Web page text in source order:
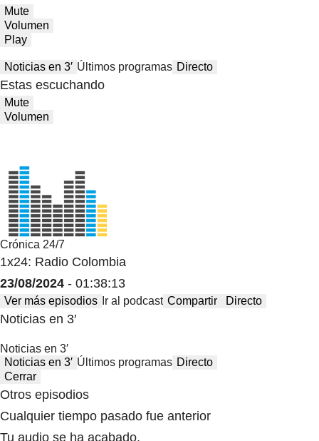
Mute
Volumen
Play
Noticias en 3′ Últimos programas Directo
Estas escuchando
Mute
Volumen
Crónica 24/7
1x24: Radio Colombia
23/08/2024 - 01:38:13
Ver más episodios Ir al podcast Compartir Directo
Noticias en 3′
Noticias en 3′
Noticias en 3′ Últimos programas Directo
Cerrar
Otros episodios
Cualquier tiempo pasado fue anterior
Tu audio se ha acabado.